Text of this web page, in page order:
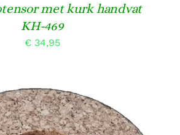
met kurk handvat
KH-469
€ 34,95